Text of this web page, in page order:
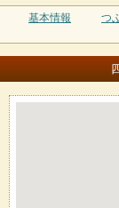
基本情報 つ